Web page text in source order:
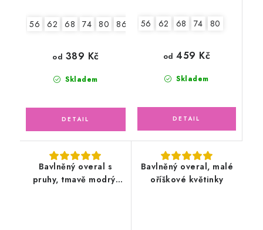
56 62 68 74 80 86 92
Skladem
od 389 Kč
56 62 68 74 80
Skladem
od 459 Kč
Bavlněný overal s
pruhy, tmavě modrý,
Bavlněný overal, malé
oříškové květinky